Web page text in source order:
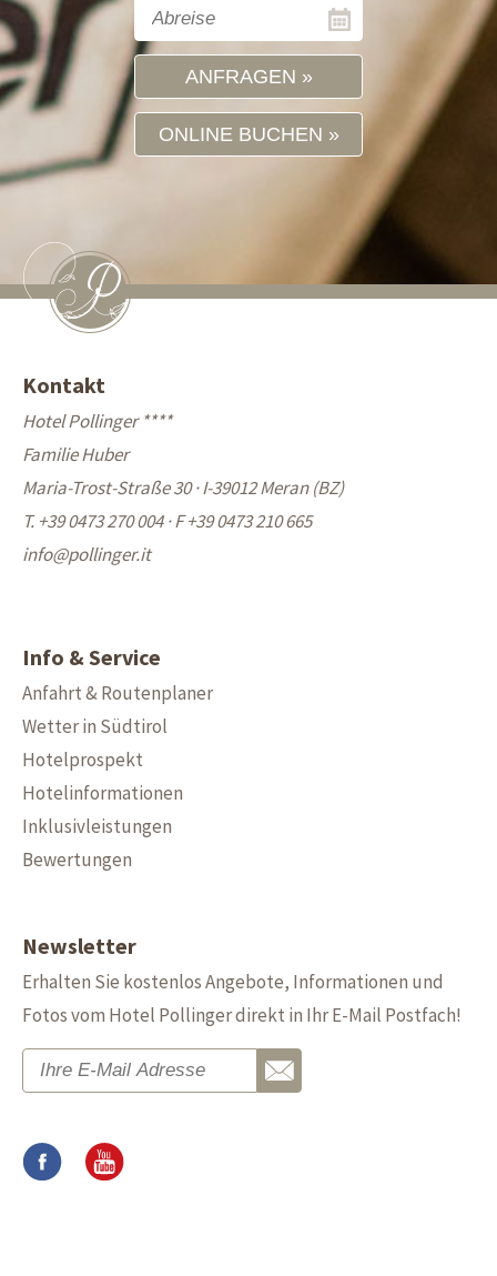
ANFRAGEN
ONLINE BUCHEN
Kontakt
Hotel Pollinger ****
Familie Huber
Maria-Trost-Straße 30 · I-39012 Meran (BZ)
T. +39 0473 270 004·F +39 0473 210 665
info@pollinger.it
Info & Service
Anfahrt & Routenplaner
Wetter in Südtirol
Hotelprospekt
Hotelinformationen
Inklusivleistungen
Bewertungen
Newsletter
Erhalten Sie kostenlos Angebote, Informationen und
Fotos vom Hotel Pollinger direkt in Ihr E-Mail Postfach!